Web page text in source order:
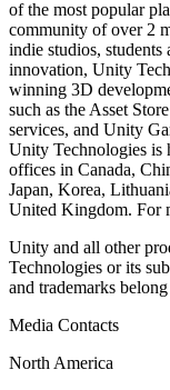
of the most popular
community of over 2
indie studios,
innovation, Unity
winning 3D
such as the Asset
services, and Unity
Unity Technologies is
offices in Canada,
Japan, Korea,
United Kingdom. For
Unity and all other
Technologies or its
and trademarks
Media Contacts
North America